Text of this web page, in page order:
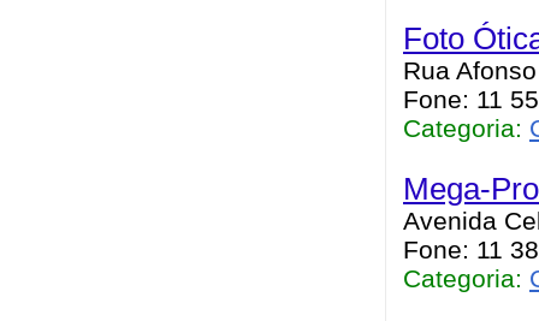
Foto
Rua
Fone: 11
Categoria:
Mega-
Avenida
Fone: 11
Categoria: